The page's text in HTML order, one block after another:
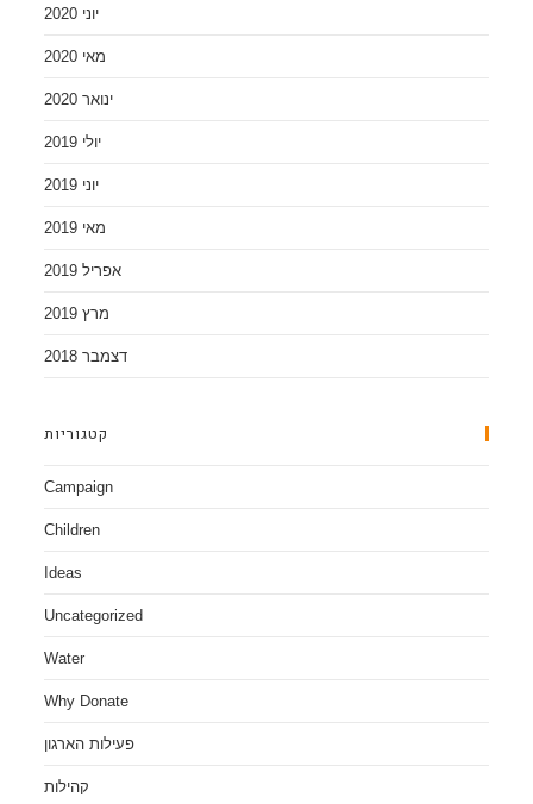
יוני 2020
מאי 2020
ינואר 2020
יולי 2019
יוני 2019
מאי 2019
אפריל 2019
מרץ 2019
דצמבר 2018
קטגוריות
Campaign
Children
Ideas
Uncategorized
Water
Why Donate
פעילות הארגון
קהילות